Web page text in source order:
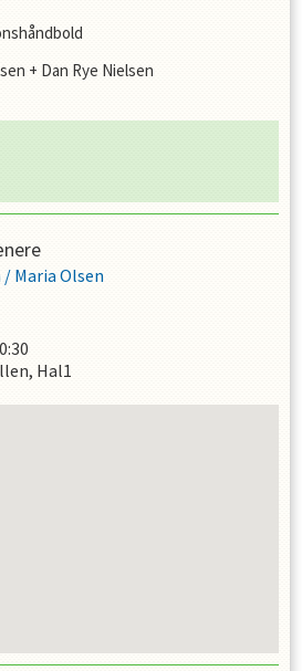
+ Dan Rye Nielsen
/ Maria Olsen
Hal1